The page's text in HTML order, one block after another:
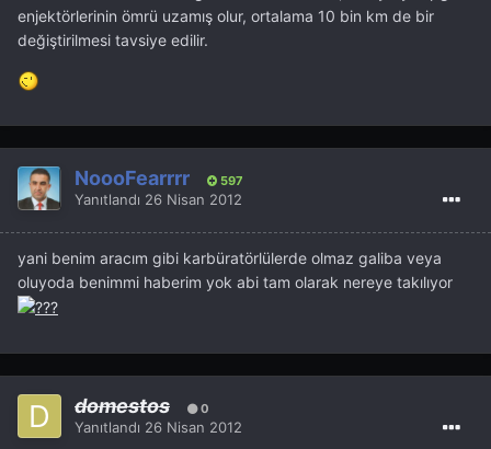
enjektörlerinin ömrü uzamış olur, ortalama 10 bin km de bir
değiştirilmesi tavsiye edilir.
NoooFearrrr 597
Yanıtlandı 26 Nisan 2012
yani benim aracım gibi karbüratörlülerde olmaz galiba veya
oluyoda benimmi haberim yok abi tam olarak nereye takılıyor
domestos 0
Yanıtlandı 26 Nisan 2012